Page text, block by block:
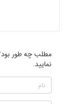
مطلب چه طور
نمایید.